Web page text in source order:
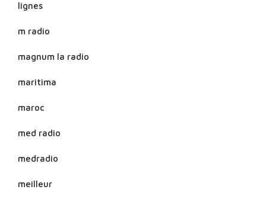
lignes
m radio
magnum la radio
maritima
maroc
med radio
medradio
meilleur